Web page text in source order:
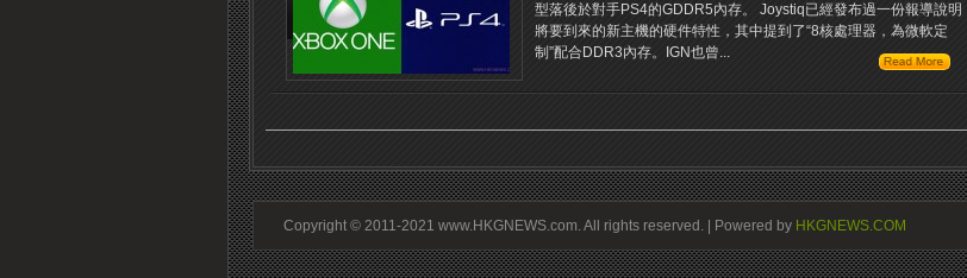
型落後於對手PS4的GDDR5內存。 Joystiq已經發布過一份報導說明
將要到來的新主機的硬件特性，其中提到了“8核處理器，為微軟定
制”配合DDR3內存。IGN也曾...
Copyright © 2011-2021 www.HKGNEWS.com. All rights reserved. | Powered by HKGNEWS.COM